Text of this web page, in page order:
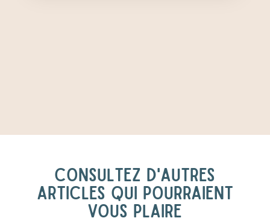
CONSULTEZ D'AUTRES
ARTICLES QUI POURRAIENT
VOUS PLAIRE